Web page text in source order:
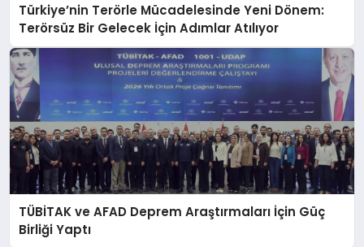
Türkiye’nin Terörle Mücadelesinde Yeni Dönem:
Terörsüz Bir Gelecek İçin Adımlar Atılıyor
TÜBİTAK ve AFAD Deprem Araştırmaları İçin Güç
Birliği Yaptı